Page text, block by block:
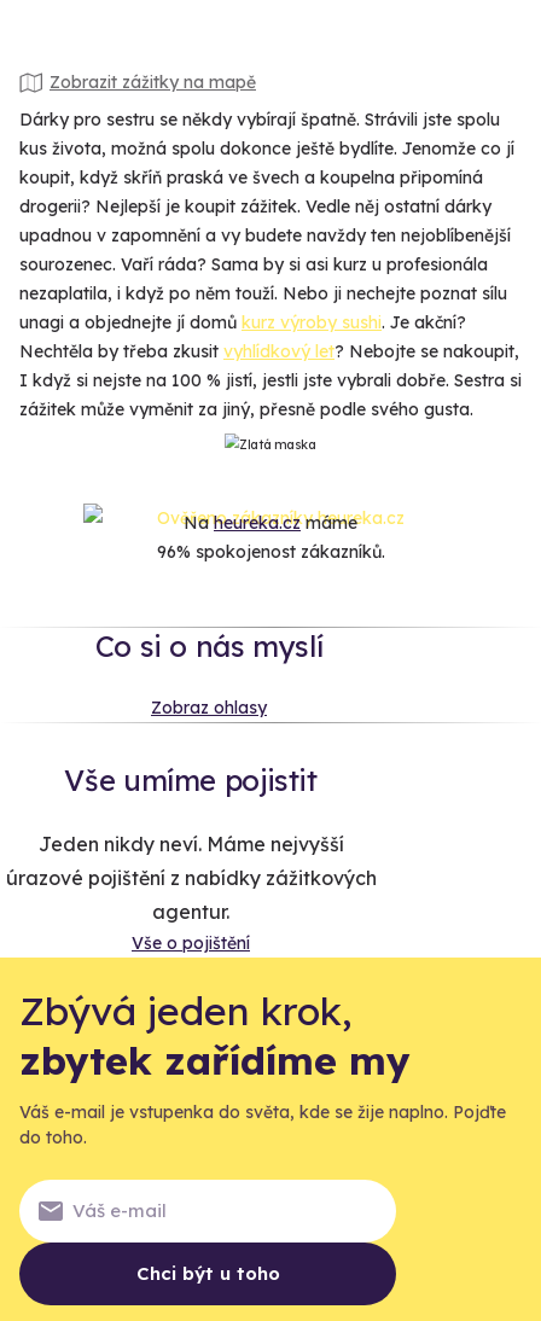
Zobrazit zážitky na mapě
Dárky pro sestru se někdy vybírají špatně. Strávili jste spolu
kus života, možná spolu dokonce ještě bydlíte. Jenomže co jí
koupit, když skříň praská ve švech a koupelna připomíná
drogerii? Nejlepší je koupit zážitek. Vedle něj ostatní dárky
upadnou v zapomnění a vy budete navždy ten nejoblíbenější
sourozenec. Vaří ráda? Sama by si asi kurz u profesionála
nezaplatila, i když po něm touží. Nebo ji nechejte poznat sílu
unagi a objednejte jí domů kurz výroby sushi. Je akční?
Nechtěla by třeba zkusit vyhlídkový let? Nebojte se nakoupit,
I když si nejste na 100 % jistí, jestli jste vybrali dobře. Sestra si
zážitek může vyměnit za jiný, přesně podle svého gusta.
Naheureka.czmáme
96% spokojenost zákazníků.
Co si o nás myslí
Zobraz ohlasy
Vše umíme pojistit
Jeden nikdy neví. Máme nejvyšší
úrazové pojištění z nabídky zážitkových
agentur.
Vše o pojištění
Zbývá jeden krok,
zbytek zařídíme my
Váš e-mail je vstupenka do světa, kde se žije naplno. Pojďte
do toho.
Chci být u toho